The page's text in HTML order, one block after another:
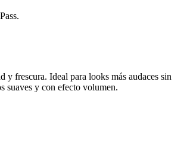
frescura. Ideal para looks más audaces sin
suaves y con efecto volumen.